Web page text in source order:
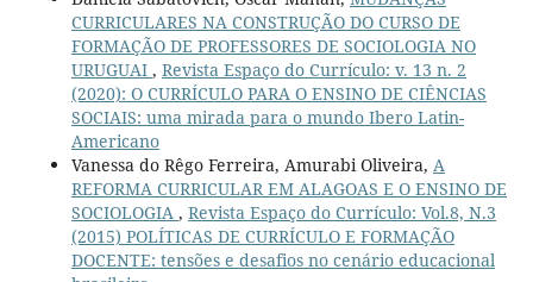
CURRICULARES NA CONSTRUÇÃO DO CURSO DE
FORMAÇÃO DE PROFESSORES DE SOCIOLOGIA NO
URUGUAI , Revista Espaço do Currículo: v. 13 n. 2
(2020): O CURRÍCULO PARA O ENSINO DE CIÊNCIAS
SOCIAIS: uma mirada para o mundo Ibero Latin-
Americano
Vanessa do Rêgo Ferreira, Amurabi Oliveira, A
REFORMA CURRICULAR EM ALAGOAS E O ENSINO DE
SOCIOLOGIA , Revista Espaço do Currículo: Vol.8, N.3
(2015) POLÍTICAS DE CURRÍCULO E FORMAÇÃO
DOCENTE: tensões e desafios no cenário educacional